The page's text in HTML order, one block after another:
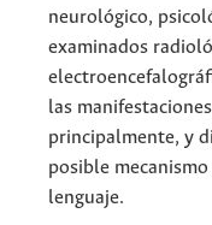
neurológico,
examinados
las
principalmente, y
posible
lenguaje.